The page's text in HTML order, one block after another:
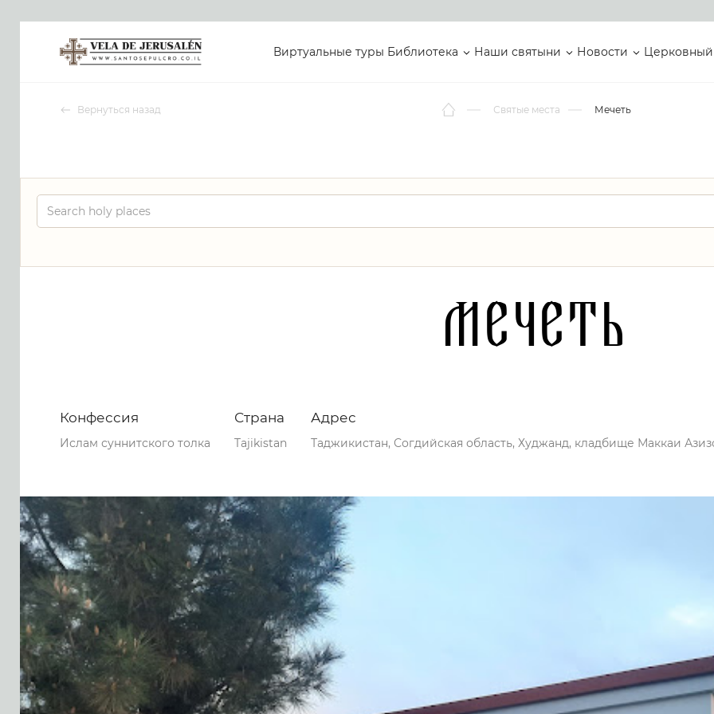
Виртуальные туры Библиотека Наши святыни Новости Церковный
Вернуться назад Святые места Мечеть
Мечеть
Конфессия
Ислам суннитского толка
Страна
Tajikistan
Адрес
Таджикистан, Согдийская область, Худжанд, кладбище Маккаи
0 0